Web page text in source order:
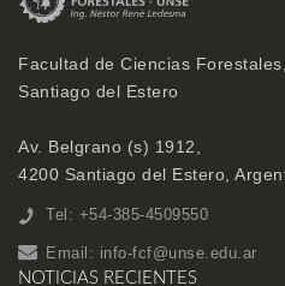
Facultad de Ciencias
Santiago del Estero
Av. Belgrano (s) 1912,
4200 Santiago del Estero,
Tel: +54-385-4509550
Email: info-fcf@unse.edu.ar
NOTICIAS RECIENTES